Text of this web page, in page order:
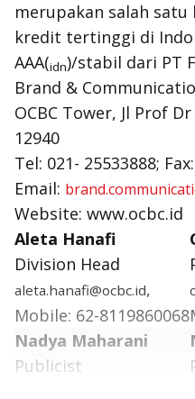
merupakan salah
kredit tertinggi di
AAA(idn)/stabil dari PT
Brand &
OCBC Tower, Jl Prof
12940
Tel: 021- 25533888;
Email:
Website: www.ocbc.id
Aleta Hanafi
Division Head
aleta.hanafi@ocbc.id,
Mobile: 62-8119860068
Nadya Maharani
Publicist